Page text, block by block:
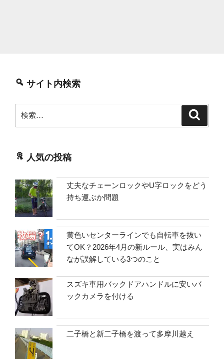
サイト内検索
索:
人気の投稿
丈夫なチェーンロックやU字ロックをどう
持ち運ぶか問題
黄色いセンターラインでも自転車を抜い
てOK？2026年4月の新ルール、実はみん
なが誤解している3つのこと
スズキ車用バックドアハンドルに安いバ
ックカメラを付ける
二子橋と新二子橋を渡って多摩川越え